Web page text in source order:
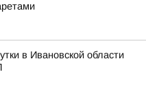
в Ивановской области